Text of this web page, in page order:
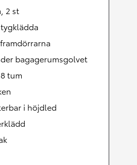
2 st
bagagerumsgolvet
tum
i höjdled